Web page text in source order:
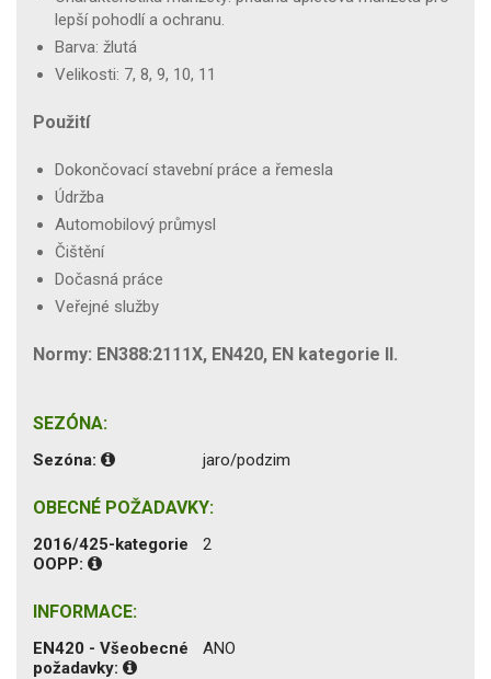
lepší pohodlí a ochranu.
Barva: žlutá
Velikosti: 7, 8, 9, 10, 11
Použití
Dokončovací stavební práce a řemesla
Údržba
Automobilový průmysl
Čištění
Dočasná práce
Veřejné služby
Normy: EN388:2111X, EN420, EN kategorie II.
SEZÓNA:
Sezóna: jaro/podzim
OBECNÉ POŽADAVKY:
2016/425-kategorie
OOPP:
2
INFORMACE:
EN420 - Všeobecné
požadavky:
ANO